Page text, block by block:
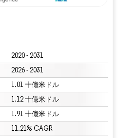
2020 - 2031
2026 - 2031
1.01 十億米ドル
1.12 十億米ドル
1.91 十億米ドル
11.21% CAGR